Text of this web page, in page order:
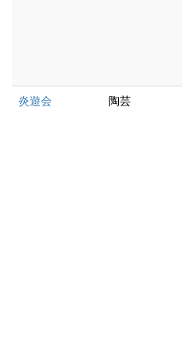
炎遊会 陶芸